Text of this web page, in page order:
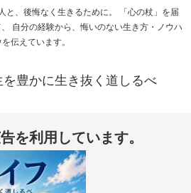
と、後悔なく生きるために。 「心の杖」を届
自分の経験から、悔いのない生き方・ノウハ
を伝えています。
豊かに生き抜く道しるべ
を利用しています。